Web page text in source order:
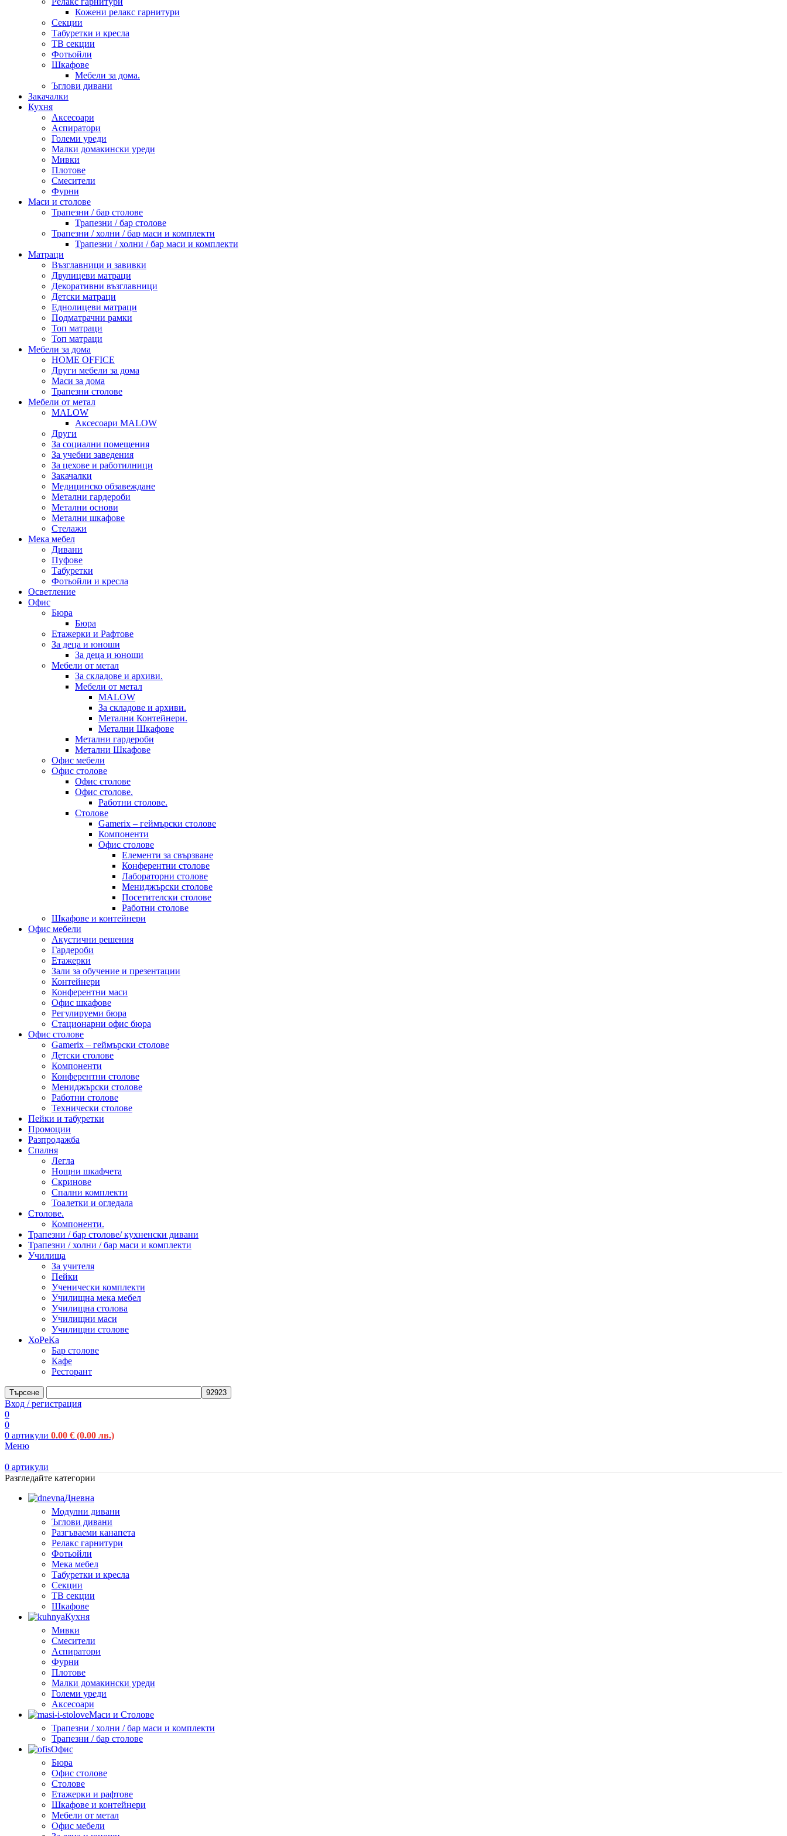
Кожени релакс гарнитури
Секции
Табуретки и кресла
ТВ секции
Фотьойли
Шкафове
Мебели за дома.
Ъглови дивани
Закачалки
Кухня
Аксесоари
Аспиратори
Големи уреди
Малки домакински уреди
Мивки
Плотове
Смесители
Фурни
Маси и столове
Трапезни / бар столове
Трапезни / бар столове
Трапезни / холни / бар маси и комплекти
Трапезни / холни / бар маси и комплекти
Матраци
Възглавници и завивки
Двулицеви матраци
Декоративни възглавници
Детски матраци
Еднолицеви матраци
Подматрачни рамки
Топ матраци
Топ матраци
Мебели за дома
HOME OFFICE
Други мебели за дома
Маси за дома
Трапезни столове
Мебели от метал
MALOW
Аксесоари MALOW
Други
За социални помещения
За учебни заведения
За цехове и работилници
Закачалки
Медицинско обзавеждане
Метални гардероби
Метални основи
Метални шкафове
Стелажи
Мека мебел
Дивани
Пуфове
Табуретки
Фотьойли и кресла
Осветление
Офис
Бюра
Бюра
Етажерки и Рафтове
За деца и юноши
За деца и юноши
Мебели от метал
За складове и архиви.
Мебели от метал
MALOW
За складове и архиви.
Метални Контейнери.
Метални Шкафове
Метални гардероби
Метални Шкафове
Офис мебели
Офис столове
Офис столове
Офис столове.
Работни столове.
Столове
Gamerix – геймърски столове
Компоненти
Офис столове
Елементи за свързване
Конферентни столове
Лабораторни столове
Мениджърски столове
Посетителски столове
Работни столове
Шкафове и контейнери
Офис мебели
Акустични решения
Гардероби
Етажерки
Зали за обучение и презентации
Контейнери
Конферентни маси
Офис шкафове
Регулируеми бюра
Стационарни офис бюра
Офис столове
Gamerix – геймърски столове
Детски столове
Компоненти
Конферентни столове
Мениджърски столове
Работни столове
Технически столове
Пейки и табуретки
Промоции
Разпродажба
Спалня
Легла
Нощни шкафчета
Скринове
Спални комплекти
Тоалетки и огледала
Столове.
Компоненти.
Трапезни / бар столове/ кухненски дивани
Трапезни / холни / бар маси и комплекти
Училища
За учителя
Пейки
Ученически комплекти
Училищна мека мебел
Училищна столова
Училищни маси
Училищни столове
ХоРеКа
Бар столове
Кафе
Ресторант
Търсене
Вход / регистрация
0
0
0 артикули 0.00 € (0.00 лв.)
Меню
0 артикули
Разгледайте категории
Дневна
Модулни дивани
Ъглови дивани
Разгъваеми канапета
Релакс гарнитури
Фотьойли
Мека мебел
Табуретки и кресла
Секции
ТВ секции
Шкафове
Кухня
Мивки
Смесители
Аспиратори
Фурни
Плотове
Малки домакински уреди
Големи уреди
Аксесоари
Маси и Столове
Трапезни / холни / бар маси и комплекти
Трапезни / бар столове
Офис
Бюра
Офис столове
Столове
Етажерки и рафтове
Шкафове и контейнери
Мебели от метал
Офис мебели